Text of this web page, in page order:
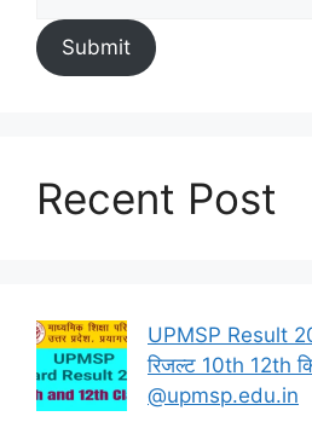
Submit
Recent Post
UPMSP Result
रिजल्ट 10th 12th
@upmsp.edu.in